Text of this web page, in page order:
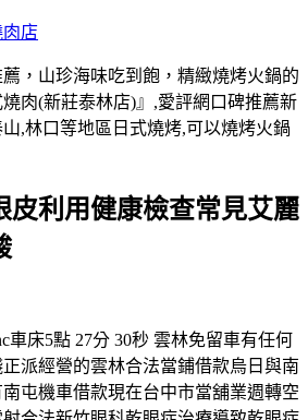
店
，山珍海味吃到飽，精緻燒烤火鍋的
肉(新莊泰林店)』,愛評網口碑推薦新
,林口等地區日式燒烤,可以燒烤火鍋
皮利用健康檢查常見艾麗
車床5點 27分 30秒 雲林免留車有任何
派經營的雲林合法當鋪借款烏日與南
屯機車借款現在台中市當舖業週轉空